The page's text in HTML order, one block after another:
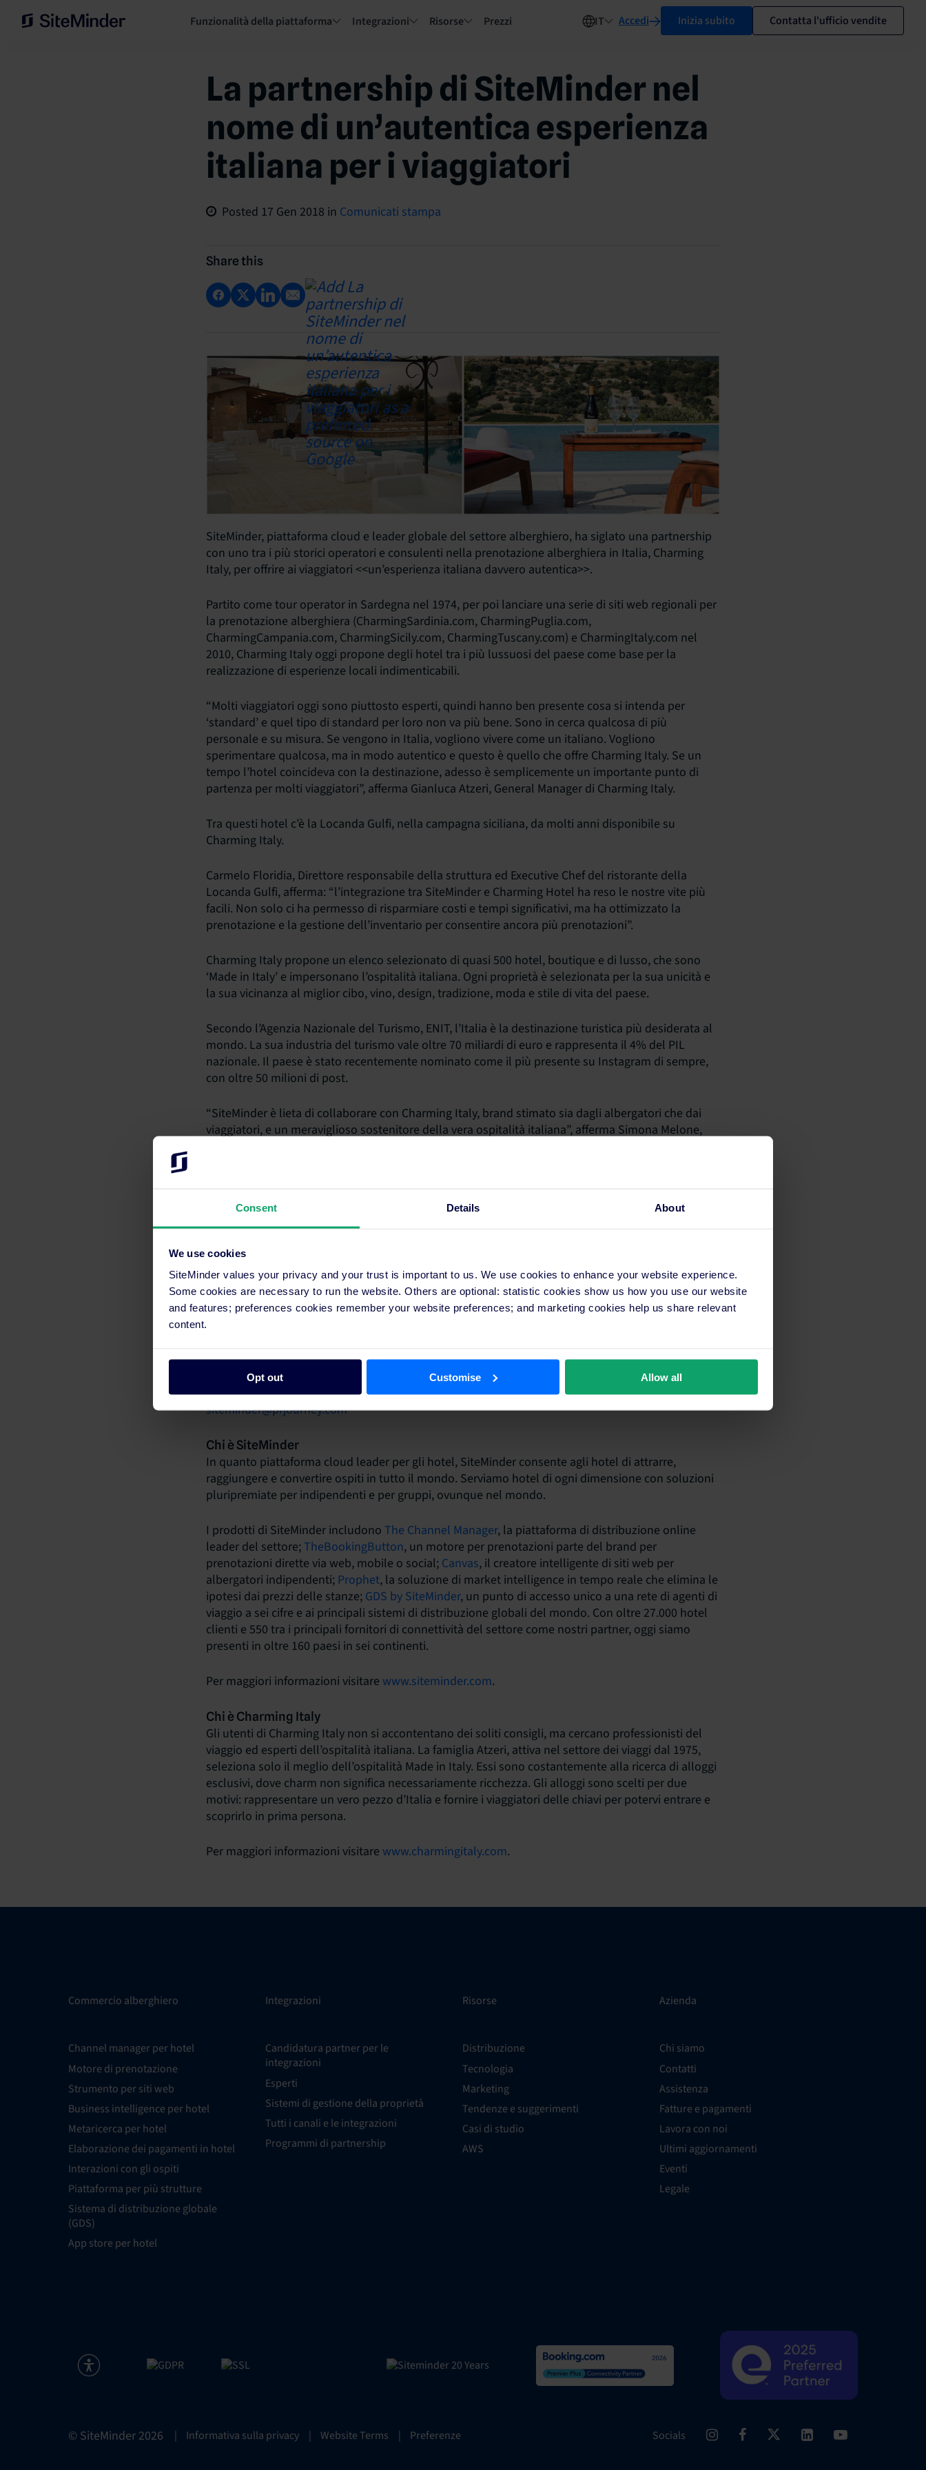
Consent Details About
We use cookies
SiteMinder values your privacy and your trust is important to us. We use cookies to enhance your website experience.
Some cookies are necessary to run the website. Others are optional: statistic cookies show us how you use our website
and features; preferences cookies remember your website preferences; and marketing cookies help us share relevant
content.
Opt out Customise Allow all
Funzionalità della piattaforma Integrazioni Risorse Prezzi IT Accedi Inizia subito Contatta l'ufficio vendite
La partnership di SiteMinder nel
nome di un’autentica esperienza
italiana per i viaggiatori
Posted 17 Gen 2018 in Comunicati stampa
Share this
SiteMinder, piattaforma cloud e leader globale del settore alberghiero, ha siglato una partnership
con uno tra i più storici operatori e consulenti nella prenotazione alberghiera in Italia, Charming
Italy, per offrire ai viaggiatori <<un’esperienza italiana davvero autentica>>.
Partito come tour operator in Sardegna nel 1974, per poi lanciare una serie di siti web regionali per
la prenotazione alberghiera (CharmingSardinia.com, CharmingPuglia.com,
CharmingCampania.com, CharmingSicily.com, CharmingTuscany.com) e CharmingItaly.com nel
2010, Charming Italy oggi propone degli hotel tra i più lussuosi del paese come base per la
realizzazione di esperienze locali indimenticabili.
“Molti viaggiatori oggi sono piuttosto esperti, quindi hanno ben presente cosa si intenda per
‘standard’ e quel tipo di standard per loro non va più bene. Sono in cerca qualcosa di più
personale e su misura. Se vengono in Italia, vogliono vivere come un italiano. Vogliono
sperimentare qualcosa, ma in modo autentico e questo è quello che offre Charming Italy. Se un
tempo l’hotel coincideva con la destinazione, adesso è semplicemente un importante punto di
partenza per molti viaggiatori”, afferma Gianluca Atzeri, General Manager di Charming Italy.
Tra questi hotel c’è la Locanda Gulfi, nella campagna siciliana, da molti anni disponibile su
Charming Italy.
Carmelo Floridia, Direttore responsabile della struttura ed Executive Chef del ristorante della
Locanda Gulfi, afferma: “l’integrazione tra SiteMinder e Charming Hotel ha reso le nostre vite più
facili. Non solo ci ha permesso di risparmiare costi e tempi significativi, ma ha ottimizzato la
prenotazione e la gestione dell’inventario per consentire ancora più prenotazioni”.
Charming Italy propone un elenco selezionato di quasi 500 hotel, boutique e di lusso, che sono
‘Made in Italy’ e impersonano l’ospitalità italiana. Ogni proprietà è selezionata per la sua unicità e
la sua vicinanza al miglior cibo, vino, design, tradizione, moda e stile di vita del paese.
Secondo l’Agenzia Nazionale del Turismo, ENIT, l’Italia è la destinazione turistica più desiderata al
mondo. La sua industria del turismo vale oltre 70 miliardi di euro e rappresenta il 4% del PIL
nazionale. Il paese è stato recentemente nominato come il più presente su Instagram di sempre,
con oltre 50 milioni di post.
“SiteMinder è lieta di collaborare con Charming Italy, brand stimato sia dagli albergatori che dai
viaggiatori, e un meraviglioso sostenitore della vera ospitalità italiana”, afferma Simona Melone,
Contatti Stampa
Matteo Sassano
+39 346 784 5082
siteminder@prjourney.com
Chi è SiteMinder
In quanto piattaforma cloud leader per gli hotel, SiteMinder consente agli hotel di attrarre,
raggiungere e convertire ospiti in tutto il mondo. Serviamo hotel di ogni dimensione con soluzioni
pluripremiate per indipendenti e per gruppi, ovunque nel mondo.
I prodotti di SiteMinder includono The Channel Manager, la piattaforma di distribuzione online
leader del settore;TheBookingButton, un motore per prenotazioni parte del brand per
prenotazioni dirette via web, mobile o social; Canvas, il creatore intelligente di siti web per
albergatori indipendenti; Prophet, la soluzione di market intelligence in tempo reale che elimina le
ipotesi dai prezzi delle stanze; GDS by SiteMinder, un punto di accesso unico a una rete di agenti di
viaggio a sei cifre e ai principali sistemi di distribuzione globali del mondo. Con oltre 27.000 hotel
clienti e 550 tra i principali fornitori di connettività del settore come nostri partner, oggi siamo
presenti in oltre 160 paesi in sei continenti.
Per maggiori informazioni visitare www.siteminder.com.
Chi è Charming Italy
Gli utenti di Charming Italy non si accontentano dei soliti consigli, ma cercano professionisti del
viaggio ed esperti dell’ospitalità italiana. La famiglia Atzeri, attiva nel settore dei viaggi dal 1975,
seleziona solo il meglio dell’ospitalità Made in Italy. Essi sono costantemente alla ricerca di alloggi
esclusivi, dove charm non significa necessariamente ricchezza. Gli alloggi sono scelti per due
motivi: rappresentare un vero pezzo d’Italia e fornire i viaggiatori delle chiavi per potervi entrare e
scoprirlo in prima persona.
Per maggiori informazioni visitare www.charmingitaly.com.
Commercio alberghiero
Channel manager per hotel
Motore di prenotazione
Strumento per siti web
Business intelligence per hotel
Metaricerca per hotel
Elaborazione dei pagamenti in hotel
Interazioni con gli ospiti
Piattaforma per più strutture
Sistema di distribuzione globale
(GDS)
App store per hotel
Integrazioni
Candidatura partner per le
integrazioni
Esperti
Sistemi di gestione della proprietà
Tutti i canali e le integrazioni
Programmi di partnership
Risorse
Distribuzione
Tecnologia
Marketing
Tendenze e suggerimenti
Casi di studio
AWS
Azienda
Chi siamo
Contatti
Assistenza
Fatture e pagamenti
Lavora con noi
Ultimi aggiornamenti
Eventi
Legale
© SiteMinder 2026 | Informativa sulla privacy | Website Terms | Preferenze Socials